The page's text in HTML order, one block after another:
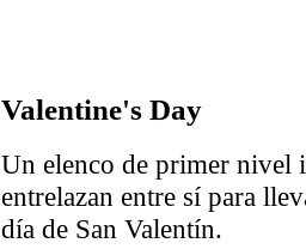
Valentine's Day
Un elenco de primer nivel
entrelazan entre sí para
día de San Valentín.